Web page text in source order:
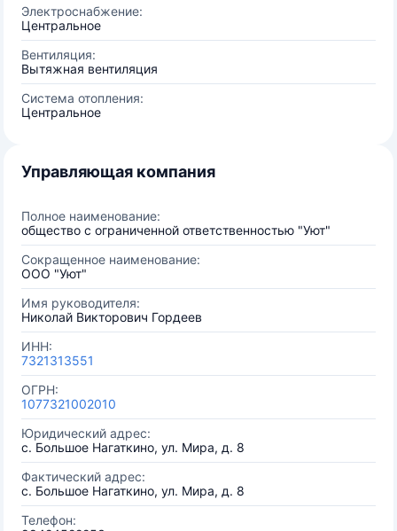
Электроснабжение:
Центральное
Вентиляция:
Вытяжная вентиляция
Система отопления:
Центральное
Управляющая компания
Полное наименование:
общество с ограниченной ответственностью "Уют"
Сокращенное наименование:
ООО "Уют"
Имя руководителя:
Николай Викторович Гордеев
ИНН:
7321313551
ОГРН:
1077321002010
Юридический адрес:
с. Большое Нагаткино, ул. Мира, д. 8
Фактический адрес:
с. Большое Нагаткино, ул. Мира, д. 8
Телефон: